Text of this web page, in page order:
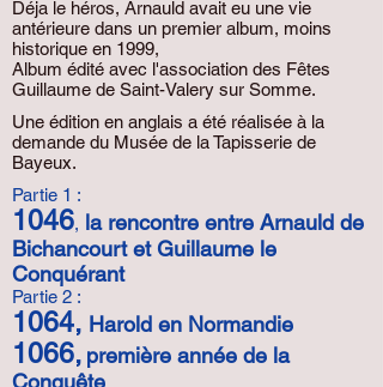
Déja le héros, Arnauld avait eu une vie
antérieure dans un premier album, moins
historique en 1999,
Album édité avec l'association des Fêtes
Guillaume de Saint-Valery sur Somme.
Une édition en anglais a été réalisée à la
demande du Musée de la Tapisserie de
Bayeux.
Partie 1 :
1046, la rencontre entre Arnauld de
Bichancourt et Guillaume le
Conquérant
Partie 2 :
1064, Harold en Normandie
1066, première année de la
Conquête